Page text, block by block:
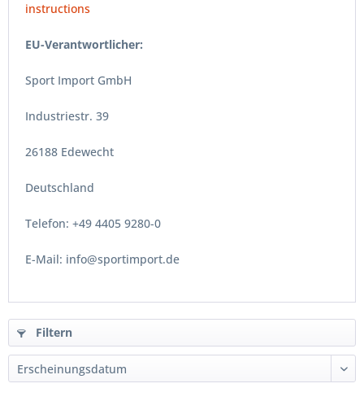
instructions
EU-Verantwortlicher:
Sport Import GmbH
Industriestr. 39
26188 Edewecht
Deutschland
Telefon: +49 4405 9280-0
E-Mail: info@sportimport.de
Filtern